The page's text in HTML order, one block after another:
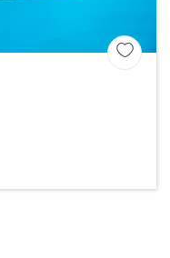
